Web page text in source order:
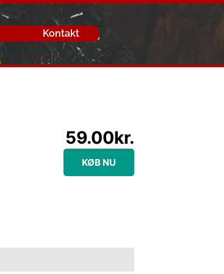
Kontakt
59.00kr.
KØB NU